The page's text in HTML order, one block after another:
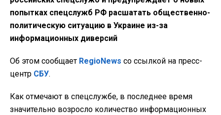
попытках спецслужб РФ расшатать общественно-
политическую ситуацию в Украине из-за
информационных диверсий
Об этом сообщает RegioNews со ссылкой на пресс-
центр СБУ.
Как отмечают в спецслужбе, в последнее время
значительно возросло количество информационных